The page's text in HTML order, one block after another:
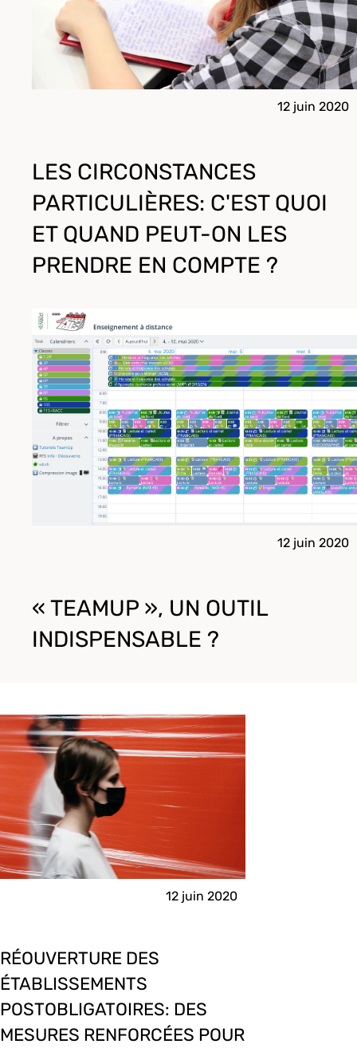
12 juin 2020
LES CIRCONSTANCES
PARTICULIÈRES: C'EST QUOI
ET QUAND PEUT-ON LES
PRENDRE EN COMPTE ?
12 juin 2020
« TEAMUP », UN OUTIL
INDISPENSABLE ?
12 juin 2020
RÉOUVERTURE DES
ÉTABLISSEMENTS
POSTOBLIGATOIRES: DES
MESURES RENFORCÉES POUR